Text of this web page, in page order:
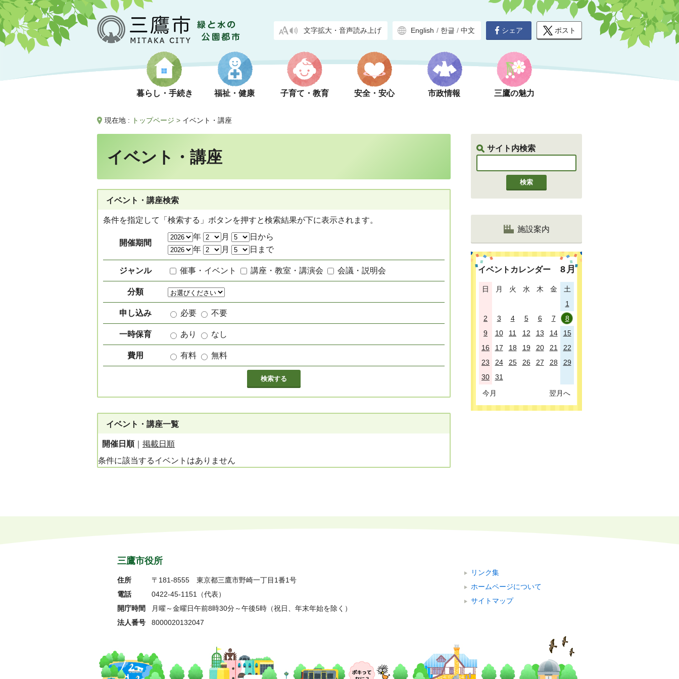
文字拡大・音声読み上げ English / 한글 / 中文
暮らし・手続き 福祉・健康 子育て・教育 安全・安心 市政情報 三鷹の魅力
シェア ポスト
現在地 : トップページ > イベント・講座
サイト内検索
イベント・講座
イベント・講座検索
条件を指定して「検索する」ボタンを押すと検索結果が下に表示されます。
開催期間
年 月
日から
年
月 日まで
ジャンル 催事・イベント 講座・教室・講演会 会議・説明会
分類
申し込み 必要 不要
一時保育 あり なし
費用 有料 無料
イベント・講座一覧
開催日順｜ 掲載日順
条件に該当するイベントはありません
施設案内
イベントカレンダー 8 月
日 月 火 水 木 金
土
1
2
3 4 5 6 7
8
9
10 11 12 13 14
15
16
17 18 19 20 21
22
23
24 25 26 27 28
29
30
31
今月 翌月へ
リンク集
ホームページについて
サイトマップ
三鷹市役所
住所 〒181-8555 東京都三鷹市野崎一丁目1番1号
電話
0422-45-1151 （代表）
開庁時間
月曜～金曜日午前8時30分～午後5時（祝日、年末年始を除く）
法人番号
8000020132047